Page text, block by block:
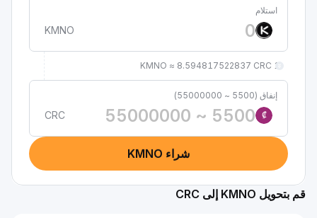
استلام
KMNO
1 KMNO ≈ 8.594817522837 CRC
إنفاق (5500 ~ 55000000)
₡
CRC
شراء KMNO
قم بتحويل KMNO إلى CRC